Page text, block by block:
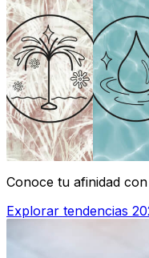
Conoce tu afinidad
Explorar tendencias